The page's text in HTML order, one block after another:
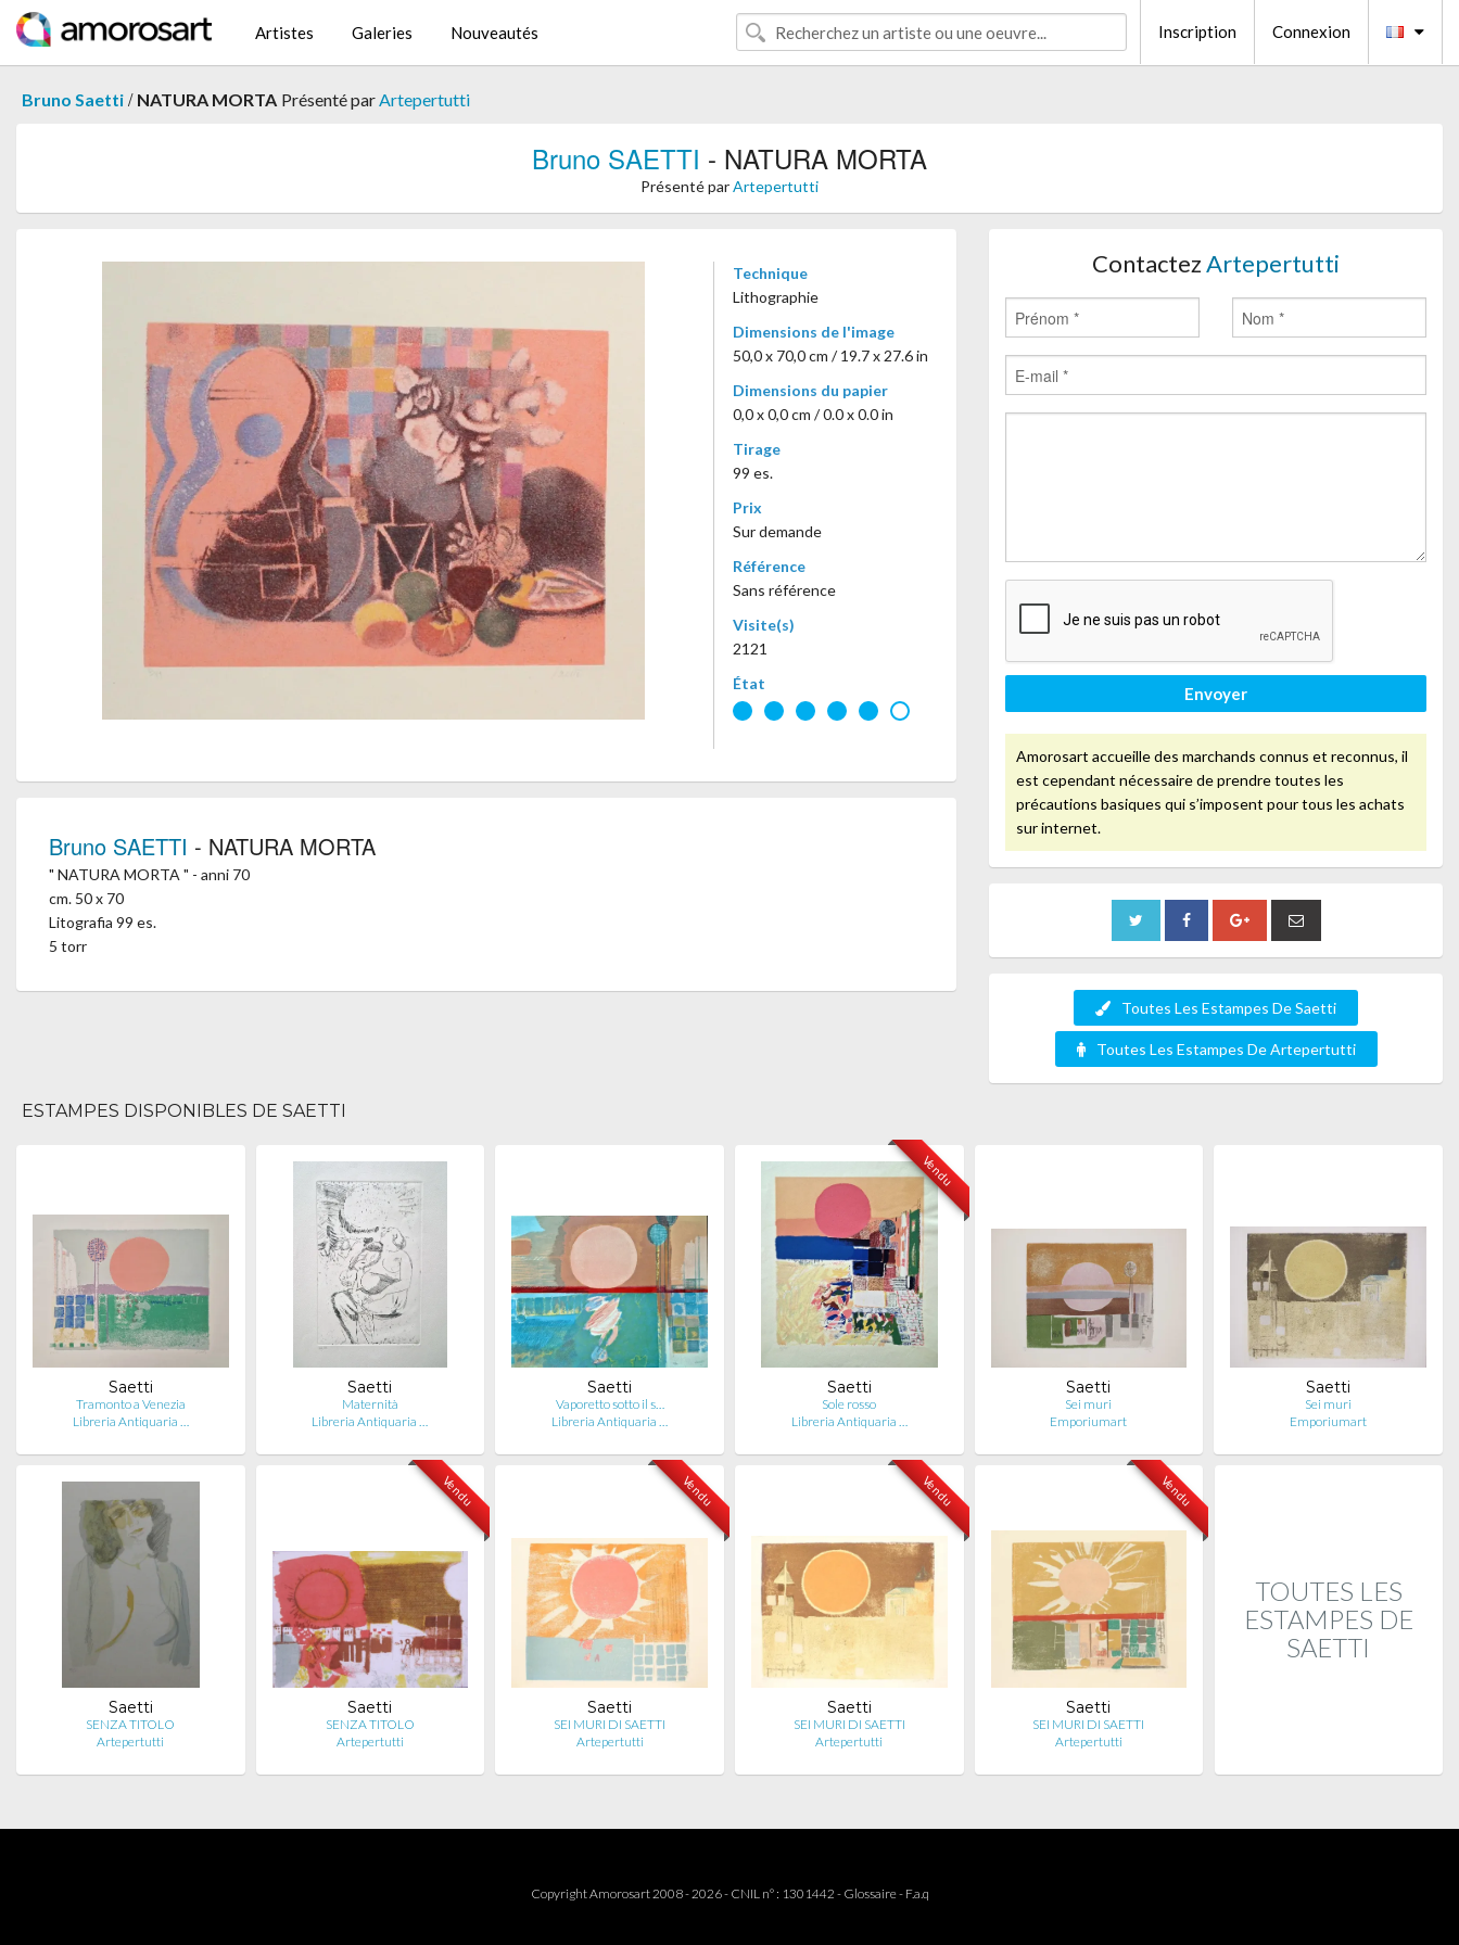
Artistes Galeries Nouveautés Inscription Connexion
Bruno Saetti / NATURA MORTA Présenté parArtepertutti
Bruno SAETTI - NATURA MORTA
Présenté parArtepertutti
Technique
Lithographie
Dimensions de l'image
50,0 x 70,0 cm / 19.7 x 27.6 in
Dimensions du papier
0,0 x 0,0 cm / 0.0 x 0.0 in
Tirage
99 es.
Prix
Sur demande
Référence
Sans référence
Visite(s)
2121
État
Bruno SAETTI - NATURA MORTA
" NATURA MORTA " - anni 70
cm. 50 x 70
Litografia 99 es.
5 torr
ContactezArtepertutti
Envoyer
Amorosart accueille des marchands connus et reconnus, il
est cependant nécessaire de prendre toutes les
précautions basiques qui s’imposent pour tous les achats
sur internet.
Toutes Les Estampes De Saetti
Toutes Les Estampes De Artepertutti
ESTAMPES DISPONIBLES DE SAETTI
Saetti
Tramonto a Venezia
Libreria Antiquaria …
Saetti
Maternità
Libreria Antiquaria …
Saetti
Vaporetto sotto il s…
Libreria Antiquaria …
Vendu
Saetti
Sole rosso
Libreria Antiquaria …
Saetti
Sei muri
Emporiumart
Saetti
Sei muri
Emporiumart
Saetti
SENZA TITOLO
Artepertutti
Vendu
Saetti
SENZA TITOLO
Artepertutti
Vendu
Saetti
SEI MURI DI SAETTI
Artepertutti
Vendu
Saetti
SEI MURI DI SAETTI
Artepertutti
Vendu
Saetti
SEI MURI DI SAETTI
Artepertutti
TOUTES LES
ESTAMPES DE
SAETTI
Copyright Amorosart 2008 - 2026 - CNIL n° : 1301442 - Glossaire- F.a.q